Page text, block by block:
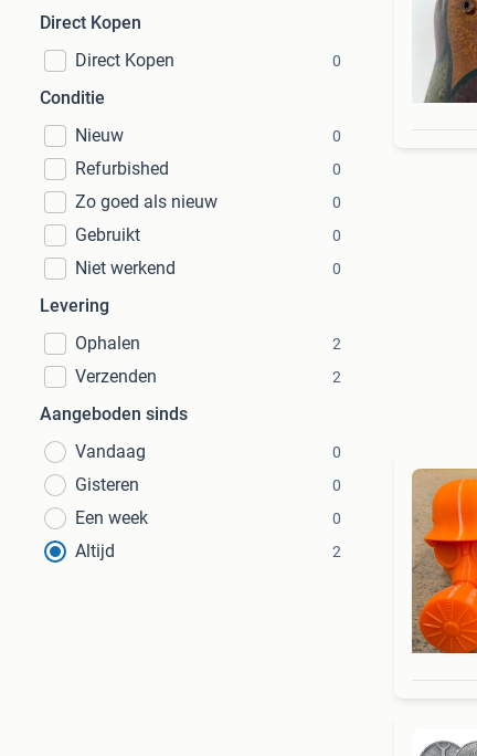
Direct Kopen
Direct Kopen
0
Conditie
Nieuw
0
Refurbished 0
Zo goed als nieuw 0
Gebruikt 0
Niet werkend 0
Levering
Ophalen
2
Verzenden 2
Aangeboden sinds
Vandaag
0
Gisteren 0
Een week 0
Altijd 2